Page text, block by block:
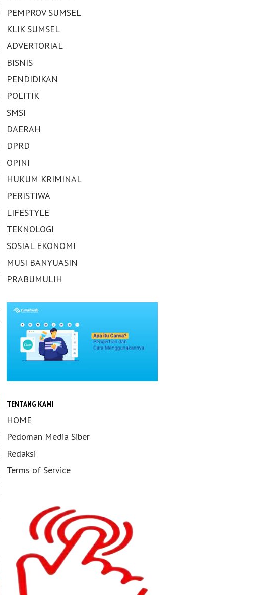
PEMPROV SUMSEL
KLIK SUMSEL
ADVERTORIAL
BISNIS
PENDIDIKAN
POLITIK
SMSI
DAERAH
DPRD
OPINI
HUKUM KRIMINAL
PERISTIWA
LIFESTYLE
TEKNOLOGI
SOSIAL EKONOMI
MUSI BANYUASIN
PRABUMULIH
TENTANG KAMI
HOME
Pedoman Media Siber
Redaksi
Terms of Service